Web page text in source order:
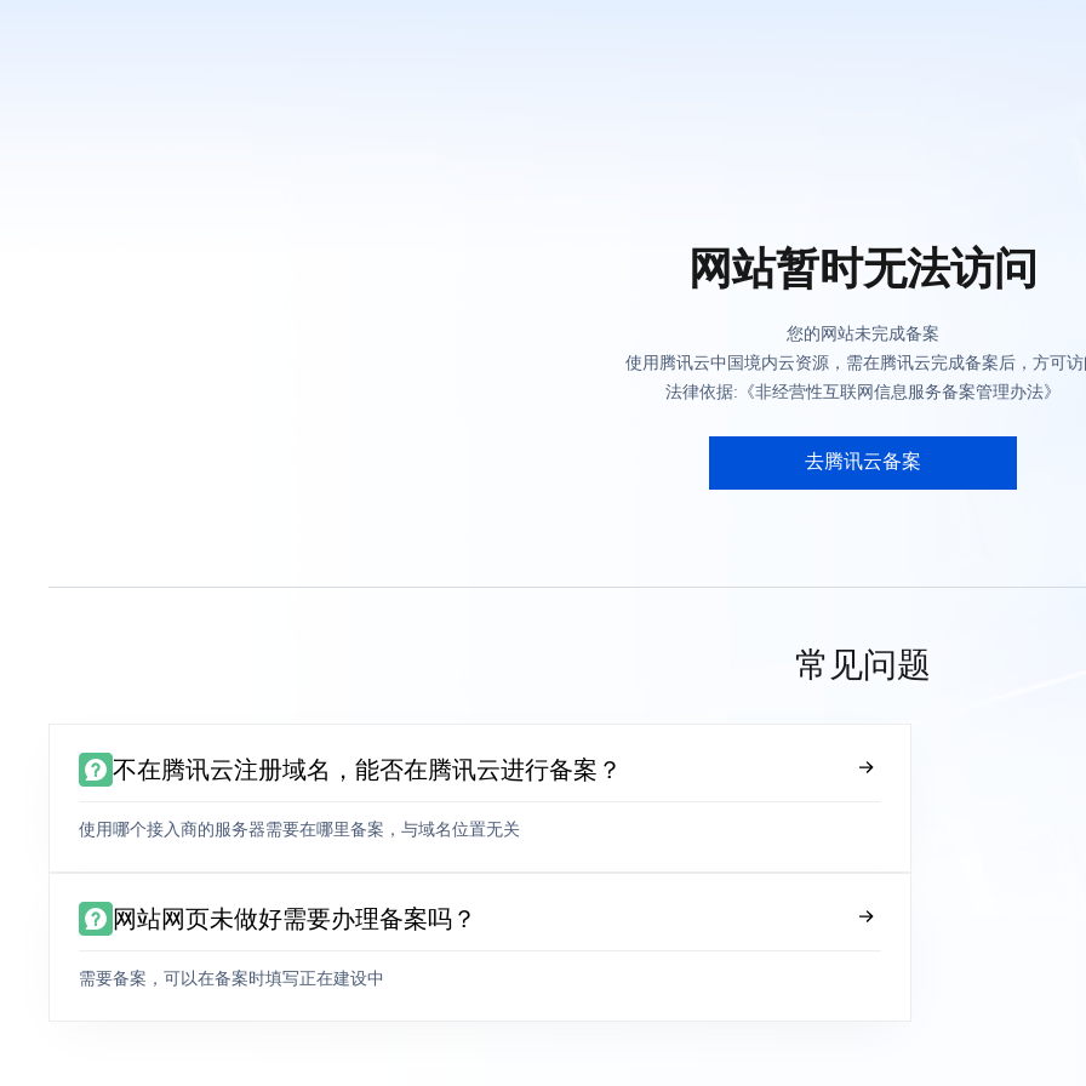
网站暂时无法访问
您的网站未完成备案
使用腾讯云中国境内云资源，需在腾讯云完成备案后，方可
法律依据:《非经营性互联网信息服务备案管理办法》
去腾讯云备案
常见问题
不在腾讯云注册域名，能否在腾讯云进行备案？
使用哪个接入商的服务器需要在哪里备案，与域名位置无关
网站网页未做好需要办理备案吗？
需要备案，可以在备案时填写正在建设中